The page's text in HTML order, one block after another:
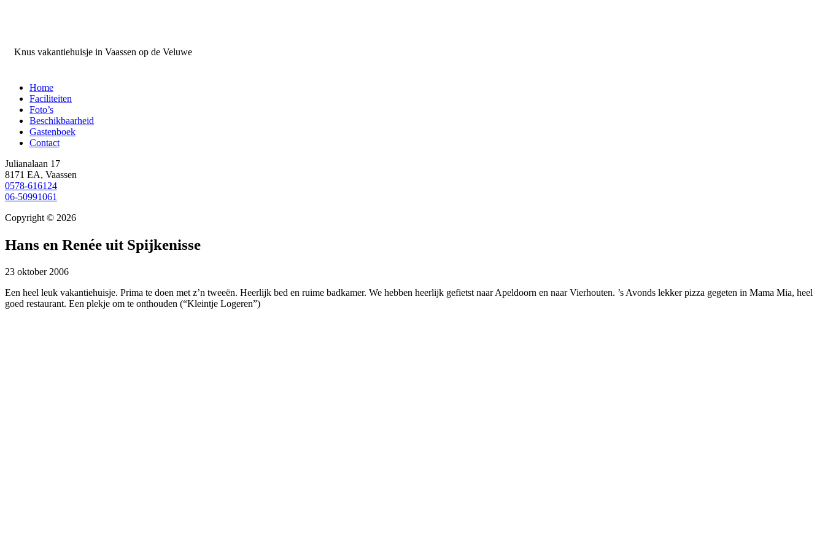
Knus vakantiehuisje in Vaassen op de Veluwe
Home
Faciliteiten
Foto’s
Beschikbaarheid
Gastenboek
Contact
Julianalaan 17
8171 EA, Vaassen
0578-616124
06-50991061
Copyright © 2026
Hans en Renée uit Spijkenisse
23 oktober 2006
Een heel leuk vakantiehuisje. Prima te doen met z’n tweeën. Heerlijk bed en ruime badkamer. We hebben heerlijk gefietst naar Apeldoorn en naar Vierhouten. ’s Avonds lekker pizza gegeten in Mama Mia, heel
goed restaurant. Een plekje om te onthouden (“Kleintje Logeren”)